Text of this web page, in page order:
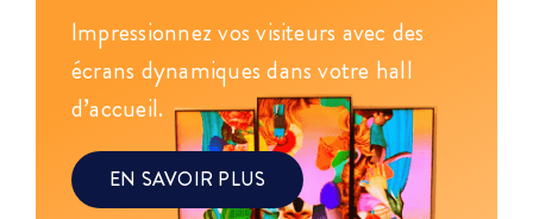
Impressionnez vos visiteurs avec des
écrans dynamiques dans votre hall
d’accueil.
EN SAVOIR PLUS